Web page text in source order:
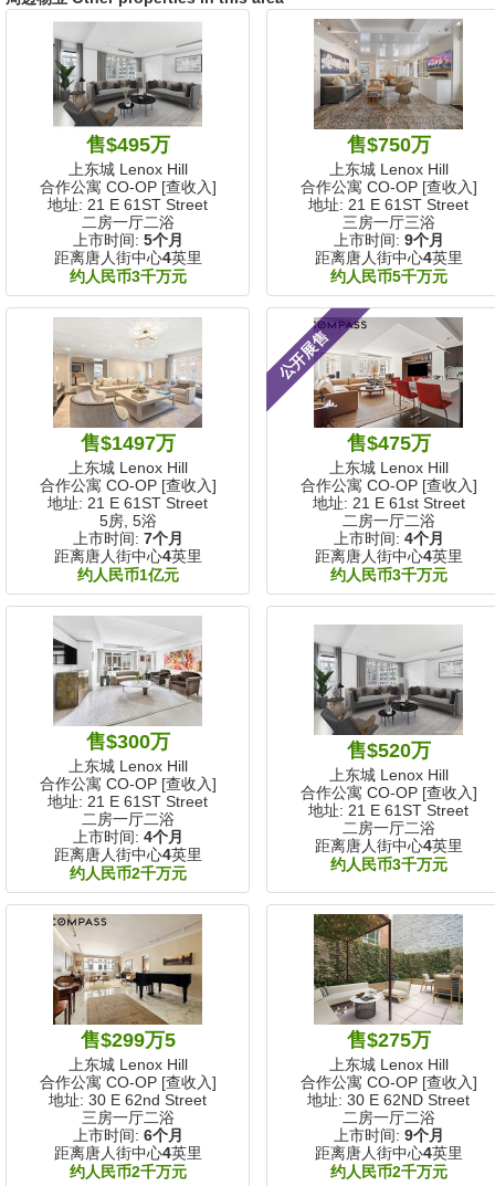
售$495万
上东城 Lenox Hill
合作公寓 CO-OP [查收入]
地址: 21 E 61ST Street
二房一厅二浴
上市时间: 5个月
距离唐人街中心4英里
约人民币3千万元
售$750万
上东城 Lenox Hill
合作公寓 CO-OP [查收入]
地址: 21 E 61ST Street
三房一厅三浴
上市时间: 9个月
距离唐人街中心4英里
约人民币5千万元
售$1497万
上东城 Lenox Hill
合作公寓 CO-OP [查收入]
地址: 21 E 61ST Street
5房, 5浴
上市时间: 7个月
距离唐人街中心4英里
约人民币1亿元
公开展售
售$475万
上东城 Lenox Hill
合作公寓 CO-OP [查收入]
地址: 21 E 61st Street
二房一厅二浴
上市时间: 4个月
距离唐人街中心4英里
约人民币3千万元
售$300万
上东城 Lenox Hill
合作公寓 CO-OP [查收入]
地址: 21 E 61ST Street
二房一厅二浴
上市时间: 4个月
距离唐人街中心4英里
约人民币2千万元
售$520万
上东城 Lenox Hill
合作公寓 CO-OP [查收入]
地址: 21 E 61ST Street
二房一厅二浴
距离唐人街中心4英里
约人民币3千万元
售$299万5
上东城 Lenox Hill
合作公寓 CO-OP [查收入]
地址: 30 E 62nd Street
三房一厅二浴
上市时间: 6个月
距离唐人街中心4英里
约人民币2千万元
售$275万
上东城 Lenox Hill
合作公寓 CO-OP [查收入]
地址: 30 E 62ND Street
二房一厅二浴
上市时间: 9个月
距离唐人街中心4英里
约人民币2千万元